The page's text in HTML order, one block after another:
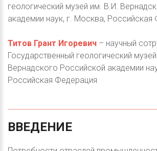
геологический музей им. В.И.
академии наук, г. Москва, Российская
Титов Грант Игоревич – научный
Государственный геологический
Вернадского Российской академии
Российская Федерация
ВВЕДЕНИЕ